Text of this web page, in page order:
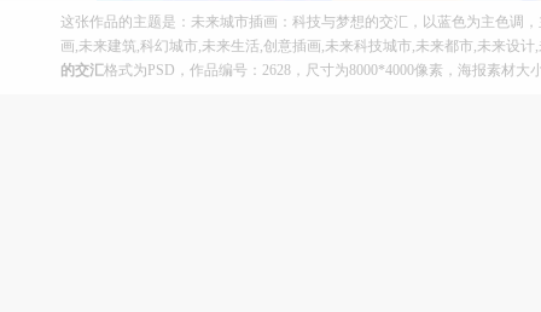
这张作品的主题是：未来城市插画：科技与梦想的交汇，以蓝色为主色调
画,未来建筑,科幻城市,未来生活,创意插画,未来科技城市,未来都市,未来设
的交汇格式为PSD，作品编号：2628，尺寸为8000*4000像素，海报素材大